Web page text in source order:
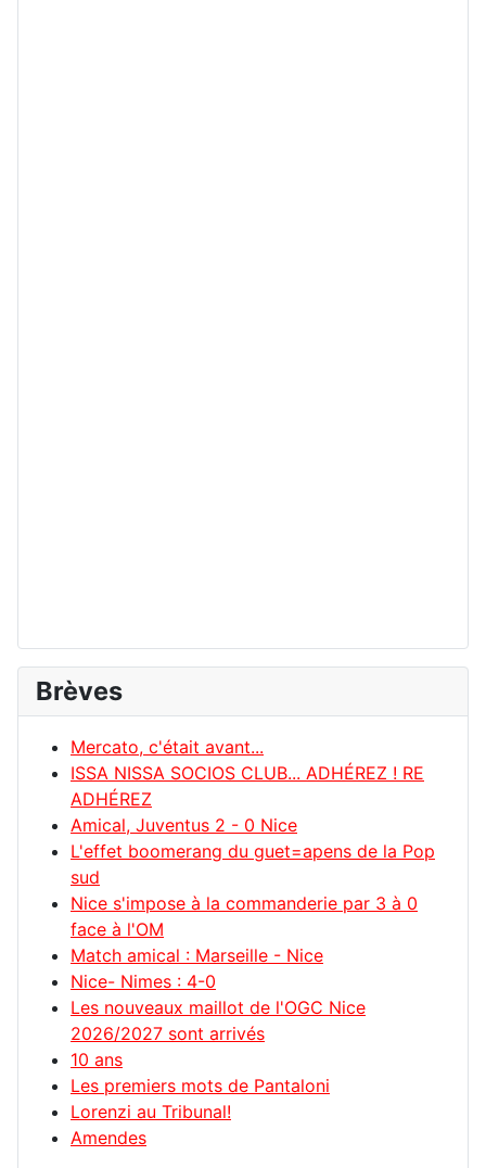
Brèves
Mercato, c'était avant...
ISSA NISSA SOCIOS CLUB... ADHÉREZ ! RE
ADHÉREZ
Amical, Juventus 2 - 0 Nice
L'effet boomerang du guet=apens de la Pop
sud
Nice s'impose à la commanderie par 3 à 0
face à l'OM
Match amical : Marseille - Nice
Nice- Nimes : 4-0
Les nouveaux maillot de l'OGC Nice
2026/2027 sont arrivés
10 ans
Les premiers mots de Pantaloni
Lorenzi au Tribunal!
Amendes